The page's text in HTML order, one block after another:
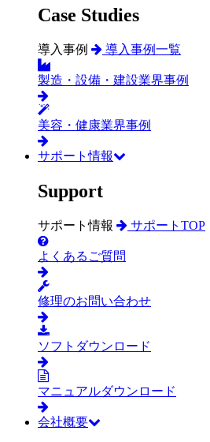
Case Studies
導入事例 導入事例一覧
製造・設備・建設業界事例
美容・健康業界事例
サポート情報
Support
サポート情報 サポートTOP
よくあるご質問
修理のお問い合わせ
ソフトダウンロード
マニュアルダウンロード
会社概要